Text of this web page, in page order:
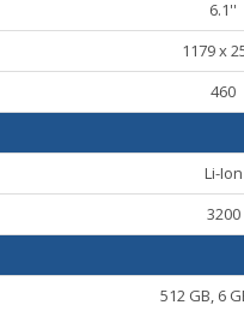
6.1''
1179 x
460
Li-Ion
3200
512 GB, 6